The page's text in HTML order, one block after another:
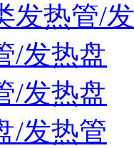
发热管/
/发热盘
/发热盘
/发热管